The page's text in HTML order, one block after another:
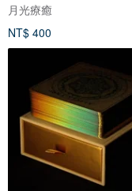
月光療癒
NT$ 400